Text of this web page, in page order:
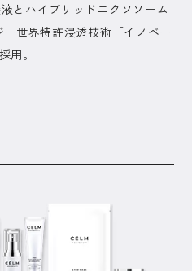
とハイブリッドエクソソーム
世界特許浸透技術「イノベー
用。